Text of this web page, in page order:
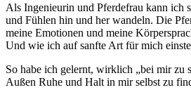
Als Ingenieurin und Pferdefrau kann ich
und Fühlen hin und her wandeln. Die
meine Emotionen und meine
Und wie ich auf sanfte Art für mich
So habe ich gelernt, wirklich „bei mir zu
Außen Ruhe und Halt in mir selbst zu